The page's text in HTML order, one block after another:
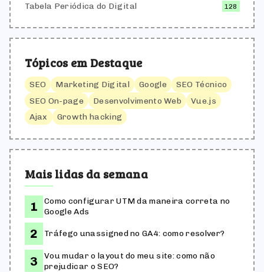
Tabela Periódica do Digital 128
Tópicos em Destaque
SEO Marketing Digital Google
SEO Técnico
SEO On-page
Desenvolvimento Web
Vue.js
Ajax
Growth hacking
Mais lidas da semana
Como configurar UTM da maneira correta no
Google Ads
Tráfego unassigned no GA4: como resolver?
Vou mudar o layout do meu site: como não
prejudicar o SEO?